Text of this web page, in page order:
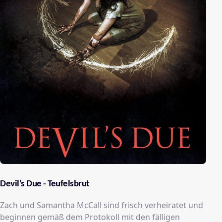
Devil's Due - Teufelsbrut
Zach und Samantha McCall sind frisch verheiratet und
beginnen gemäß dem Protokoll mit den fälligen